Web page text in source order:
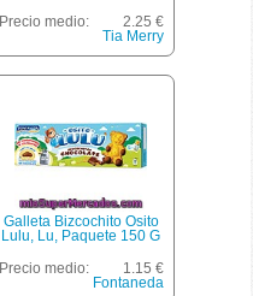
Precio medio:
2.25 €
Tia Merry
Galleta Bizcochito Osito
Lulu, Lu, Paquete 150 G
Precio medio:
1.15 €
Fontaneda